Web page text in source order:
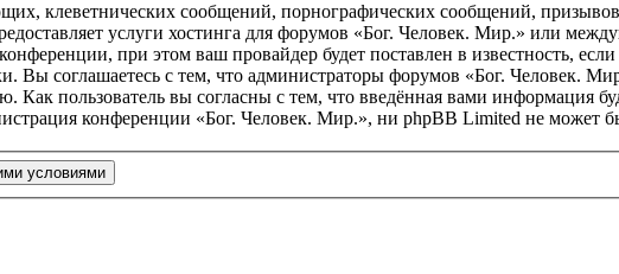
клеветнических сообщений, порнографических сообщений,
услуги хостинга для форумов «Бог. Человек. Мир.» или
при этом ваш провайдер будет поставлен в известность,
Вы соглашаетесь с тем, что администраторы форумов «Бог. Человек.
пользователь вы согласны с тем, что введённая вами информация
конференции «Бог. Человек. Мир.», ни phpBB Limited не может